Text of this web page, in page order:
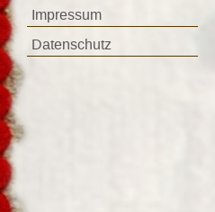
Impressum
Datenschutz